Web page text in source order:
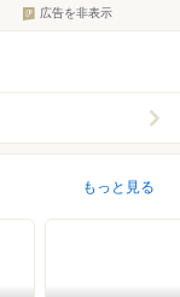
広告を非表示
もっと見る